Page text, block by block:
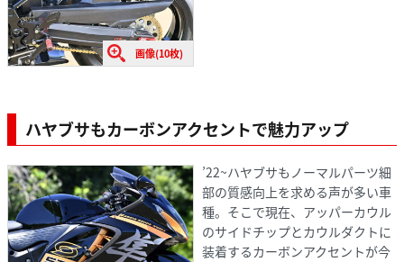
画像(10枚)
ハヤブサもカーボンアクセントで魅力アップ
’22~ハヤブサもノーマルパーツ細
部の質感向上を求める声が多い車
種。そこで現在、アッパーカウル
のサイドチップとカウルダクトに
装着するカーボンアクセントが今